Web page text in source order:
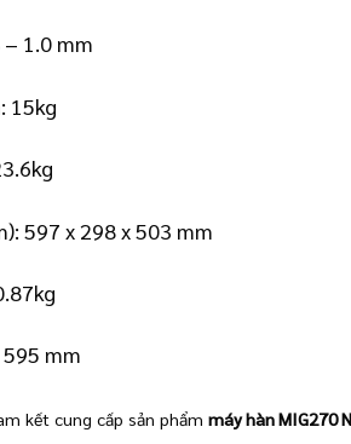
1.0 mm
15kg
597 x 298 x 503 mm
mm
kết cung cấp sản phẩm máy hàn MIG270